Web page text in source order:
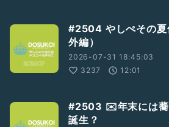
#2504 やしぺその
外編）
2026-07-31 18:45:03
3237
12:01
#2503 ✉️年末には蕎
誕生？